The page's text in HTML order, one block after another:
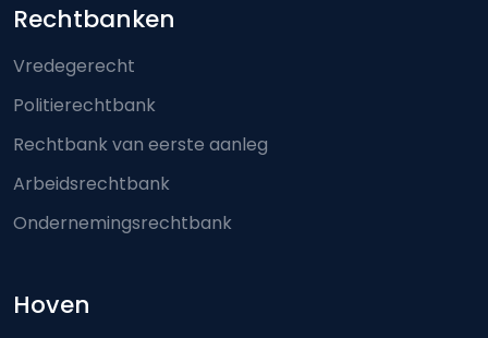
Footer-menu
Rechtbanken
Vredegerecht
Politierechtbank
Rechtbank van eerste aanleg
Arbeidsrechtbank
Ondernemingsrechtbank
Hoven